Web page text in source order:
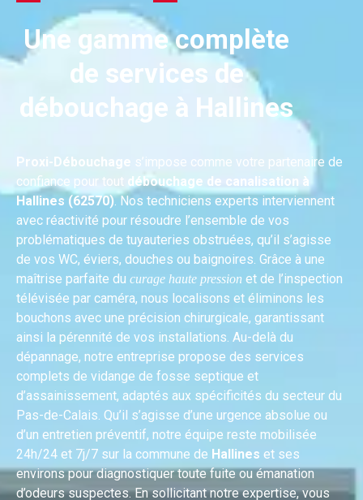
Une gamme complète
de services de
débouchage à Hallines
Proxi-Débouchage s’impose comme votre partenaire de
confiance pour tout débouchage de canalisation à
Hallines (62570). Nos techniciens experts interviennent
avec réactivité pour résoudre l’ensemble de vos
problématiques de tuyauteries obstruées, qu’il s’agisse
de vos WC, éviers, douches ou baignoires. Grâce à une
maîtrise parfaite du curage haute pression et de l’inspection
télévisée par caméra, nous localisons et éliminons les
bouchons avec une précision chirurgicale, garantissant
ainsi la pérennité de vos installations. Au-delà du
dépannage, notre entreprise propose des services
complets de vidange de fosse septique et
d’assainissement, adaptés aux spécificités du secteur du
Pas-de-Calais. Qu’il s’agisse d’une urgence absolue ou
d’un entretien préventif, notre équipe reste mobilisée
24h/24 et 7j/7 sur la commune de Hallines et ses
environs pour diagnostiquer toute fuite ou émanation
d’odeurs suspectes. En sollicitant notre expertise, vous